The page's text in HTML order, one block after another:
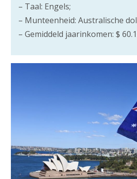
– Taal: Engels;
– Munteenheid: Australische
– Gemiddeld jaarinkomen: $